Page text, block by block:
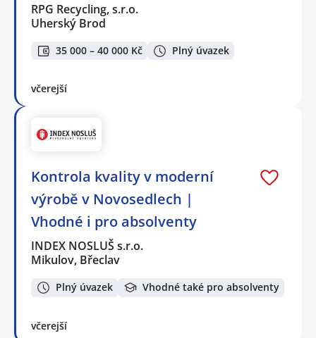
RPG Recycling, s.r.o.
Uherský Brod
35 000 – 40 000 Kč Plný úvazek
včerejší
Kontrola kvality v moderní
výrobě v Novosedlech |
Vhodné i pro absolventy
INDEX NOSLUŠ s.r.o.
Mikulov, Břeclav
Plný úvazek Vhodné také pro absolventy
včerejší